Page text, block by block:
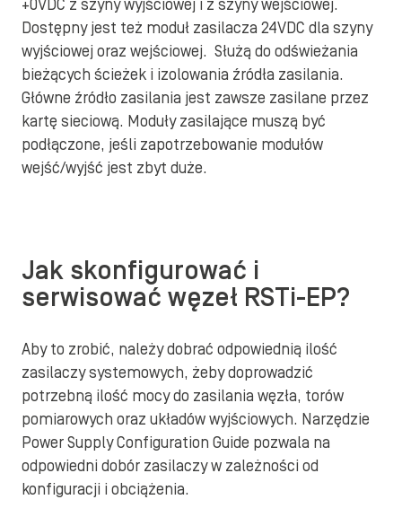
+0VDC z szyny wyjściowej i z szyny wejściowej.
Dostępny jest też moduł zasilacza 24VDC dla szyny
wyjściowej oraz wejściowej. Służą do odświeżania
bieżących ścieżek i izolowania źródła zasilania.
Główne źródło zasilania jest zawsze zasilane przez
kartę sieciową. Moduły zasilające muszą być
podłączone, jeśli zapotrzebowanie modułów
wejść/wyjść jest zbyt duże.
Jak skonfigurować i
serwisować węzeł RSTi-EP?
Aby to zrobić, należy dobrać odpowiednią ilość
zasilaczy systemowych, żeby doprowadzić
potrzebną ilość mocy do zasilania węzła, torów
pomiarowych oraz układów wyjściowych. Narzędzie
Power Supply Configuration Guide pozwala na
odpowiedni dobór zasilaczy w zależności od
konfiguracji i obciążenia.